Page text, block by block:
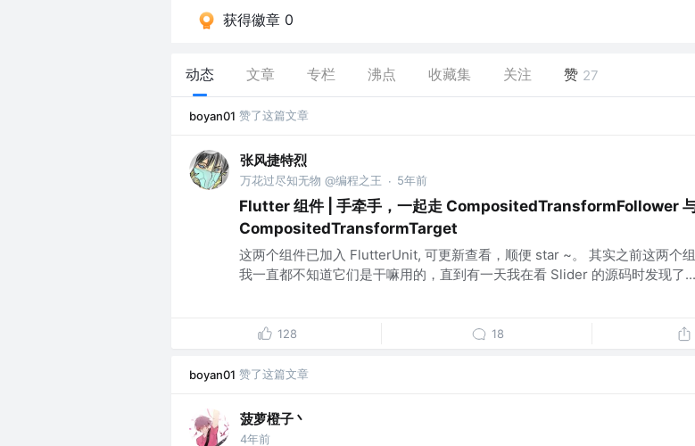
获得徽章 0
动态 文章 专栏 沸点 收藏集 关注 赞 27
boyan01 赞了这篇文章
张风捷特烈
万花过尽知无物 @编程之王 · 5年前
Flutter 组件 | 手牵手，一起走 CompositedTransformFollower
CompositedTransformTarget
这两个组件已加入 FlutterUnit, 可更新查看，顺便 star ~。 其实之前这两个
我一直都不知道它们是干嘛用的，直到有一天我在看 Slider 的源码时发现了...
128 18
boyan01 赞了这篇文章
菠萝橙子丶
4年前